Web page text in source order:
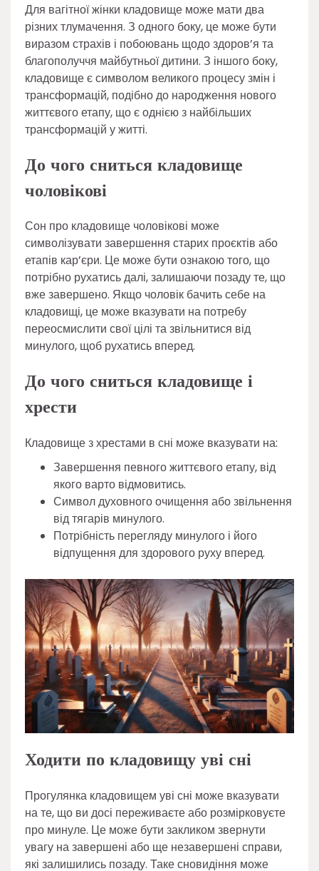
Для вагітної жінки кладовище може мати два
різних тлумачення. З одного боку, це може бути
виразом страхів і побоювань щодо здоров’я та
благополуччя майбутньої дитини. З іншого боку,
кладовище є символом великого процесу змін і
трансформацій, подібно до народження нового
життєвого етапу, що є однією з найбільших
трансформацій у житті.
До чого сниться кладовище
чоловікові
Сон про кладовище чоловікові може
символізувати завершення старих проєктів або
етапів кар’єри. Це може бути ознакою того, що
потрібно рухатись далі, залишаючи позаду те, що
вже завершено. Якщо чоловік бачить себе на
кладовищі, це може вказувати на потребу
переосмислити свої цілі та звільнитися від
минулого, щоб рухатись вперед.
До чого сниться кладовище і
хрести
Кладовище з хрестами в сні може вказувати на:
Завершення певного життєвого етапу, від
якого варто відмовитись.
Символ духовного очищення або звільнення
від тягарів минулого.
Потрібність перегляду минулого і його
відпущення для здорового руху вперед.
Ходити по кладовищу уві сні
Прогулянка кладовищем уві сні може вказувати
на те, що ви досі переживаєте або розмірковуєте
про минуле. Це може бути закликом звернути
увагу на завершені або ще незавершені справи,
які залишились позаду. Таке сновидіння може